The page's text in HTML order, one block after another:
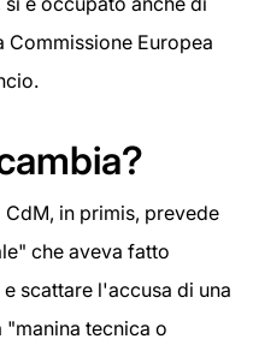
Commissione Europea
in primis, prevede
che aveva fatto
scattare l'accusa di una
"manina tecnica o